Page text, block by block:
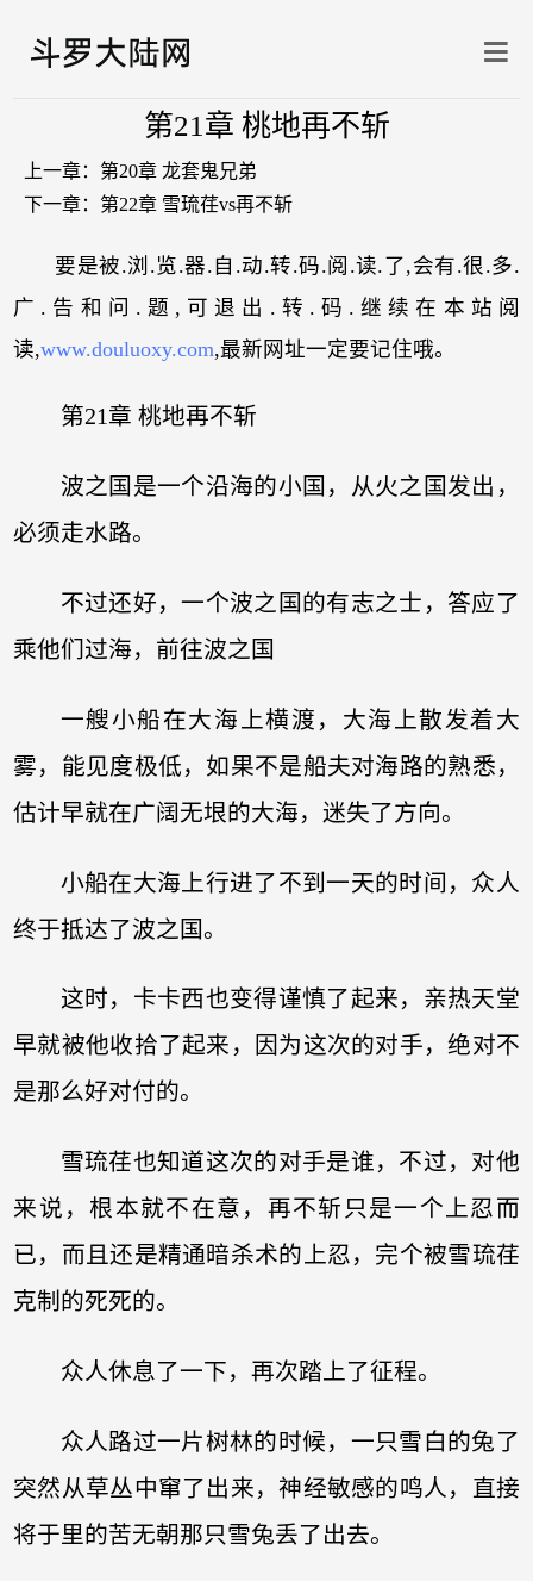
第21章 桃地再不斩
上一章： 第20章 龙套鬼兄弟
下一章： 第22章 雪琉荏vs再不斩
要是被.浏.览.器.自.动.转.码.阅.读.了,会有.很.多.
广.告和问.题,可退出.转.码.继续在本站阅
读,www.douluoxy.com,最新网址一定要记住哦。
第21章 桃地再不斩
波之国是一个沿海的小国，从火之国发出，
必须走水路。
不过还好，一个波之国的有志之士，答应了
乘他们过海，前往波之国
一艘小船在大海上横渡，大海上散发着大
雾，能见度极低，如果不是船夫对海路的熟悉，
估计早就在广阔无垠的大海，迷失了方向。
小船在大海上行进了不到一天的时间，众人
终于抵达了波之国。
这时，卡卡西也变得谨慎了起来，亲热天堂
早就被他收拾了起来，因为这次的对手，绝对不
是那么好对付的。
雪琉荏也知道这次的对手是谁，不过，对他
来说，根本就不在意，再不斩只是一个上忍而
已，而且还是精通暗杀术的上忍，完个被雪琉荏
克制的死死的。
众人休息了一下，再次踏上了征程。
众人路过一片树林的时候，一只雪白的兔了
突然从草丛中窜了出来，神经敏感的鸣人，直接
将于里的苦无朝那只雪兔丢了出去。